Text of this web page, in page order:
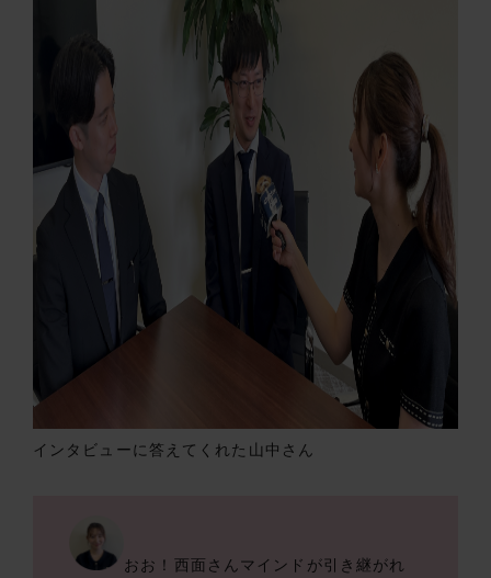
インタビューに答えてくれた山中さん
おお！西面さんマインドが引き継がれ